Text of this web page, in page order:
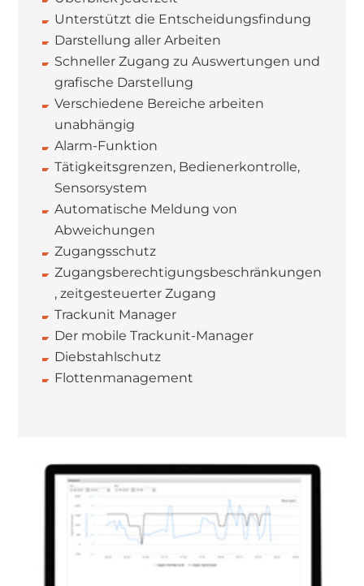
Unterstützt die Entscheidungsfindung
Darstellung aller Arbeiten
Schneller Zugang zu Auswertungen und
grafische Darstellung
Verschiedene Bereiche arbeiten
unabhängig
Alarm-Funktion
Tätigkeitsgrenzen, Bedienerkontrolle,
Sensorsystem
Automatische Meldung von
Abweichungen
Zugangsschutz
Zugangsberechtigungsbeschränkungen
, zeitgesteuerter Zugang
Trackunit Manager
Der mobile Trackunit-Manager
Diebstahlschutz
Flottenmanagement